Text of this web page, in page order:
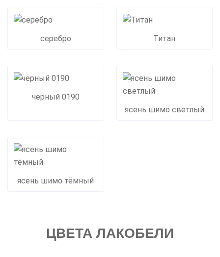
серебро Титан
черный 0190
ясень шимо светлый
ясень шимо тёмный
ЦВЕТА ЛАКОБЕЛИ